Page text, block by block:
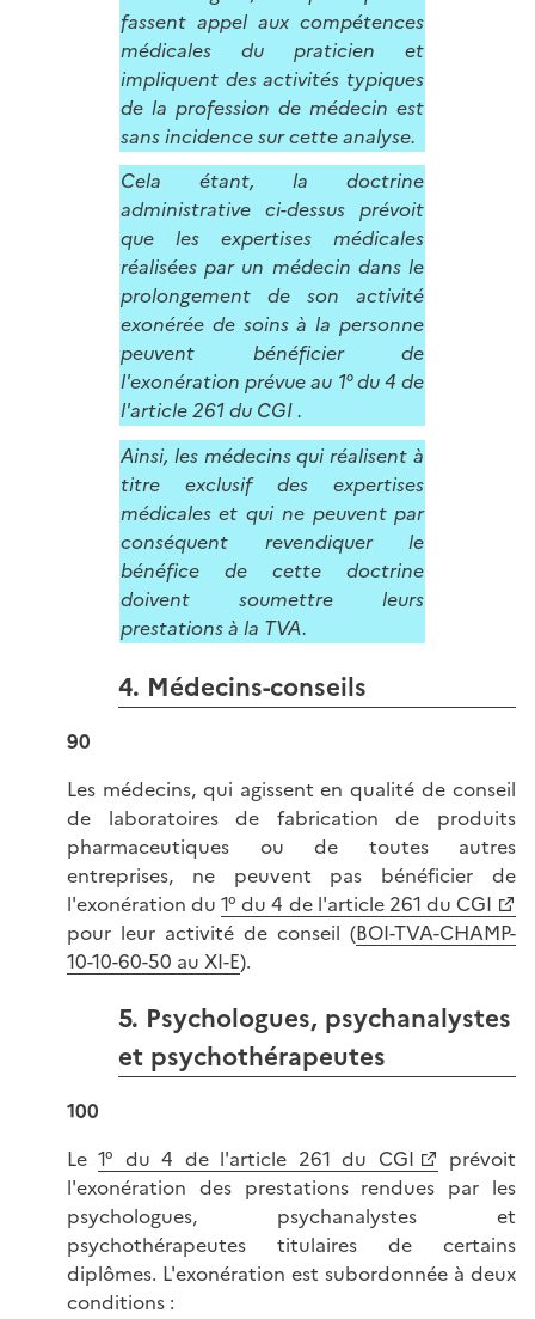
fassent appel aux compétences
médicales du praticien et
impliquent des activités typiques
de la profession de médecin est
sans incidence sur cette analyse.
Cela étant, la doctrine
administrative ci-dessus prévoit
que les expertises médicales
réalisées par un médecin dans le
prolongement de son activité
exonérée de soins à la personne
peuvent bénéficier de
l'exonération prévue au 1° du 4 de
l'article 261 du CGI .
Ainsi, les médecins qui réalisent à
titre exclusif des expertises
médicales et qui ne peuvent par
conséquent revendiquer le
bénéfice de cette doctrine
doivent soumettre leurs
prestations à la TVA.
4. Médecins-conseils
90
Les médecins, qui agissent en qualité de conseil
de laboratoires de fabrication de produits
pharmaceutiques ou de toutes autres
entreprises, ne peuvent pas bénéficier de
l'exonération du1° du 4 de l'article 261 du CGI
pour leur activité de conseil (BOI-TVA-CHAMP-
10-10-60-50 au XI-E).
5. Psychologues, psychanalystes
et psychothérapeutes
100
Le1° du 4 de l'article 261 du CGI
prévoit
l'exonération des prestations rendues par les
psychologues, psychanalystes et
psychothérapeutes titulaires de certains
diplômes. L'exonération est subordonnée à deux
conditions :